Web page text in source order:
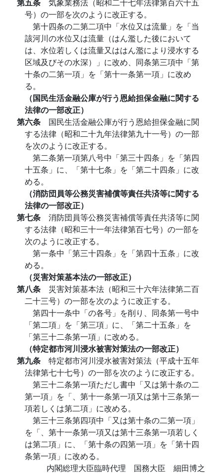
号）の一部を次のように改正する。
第十四条の二第二項中「水位又は流量」を「当
該河川の水位又は流量（はん濫した後において
は、水位若しくは流量又ははん濫により浸水する
区域及びその水深）」に改め、同条第三項中「第
十条の二第一項」を「第十一条第一項」に改め
る。
（国民生活金融公庫が行う恩給担保金融に関する
法律の一部改正）
第六条 国民生活金融公庫が行う恩給担保金融に関
する法律（昭和二十九年法律第九十一号）の一部
を次のように改正する。
第二条第一項第八号中「第三十四条」を「第四
十五条」に、「第十七条」を「第二十四条」に改
める。
（消防団員等公務災害補償等責任共済等に関する
法律の一部改正）
第七条 消防団員等公務災害補償等責任共済等に関
する法律（昭和三十一年法律第百七号）の一部を
次のように改正する。
第一条中「第三十四条」を「第四十五条」に改
める。
（災害対策基本法の一部改正）
第八条 災害対策基本法（昭和三十六年法律第二百
二十三号）の一部を次のように改正する。
第四十一条中「の各号」を削り、同条第一号中
「第二項」を「第三項」に、「第二十五条」を
「第三十二条第一項」に改める。
（特定都市河川浸水被害対策法の一部改正）
第九条 特定都市河川浸水被害対策法（平成十五年
法律第七十七号）の一部を次のように改正する。
第三十二条第一項ただし書中「又は第十条の二
第一項」を「、第十一条第一項又は第十三条第一
項若しくは第二項」に改める。
第三十三条第四項中「又は第十条の二第一項」
を「、第十一条第一項又は第十三条第一項若しく
は第二項」に、「第十条の四第一項」を「第十四
条第一項」に改める。
内閣総理大臣臨時代理 国務大臣 細田博之